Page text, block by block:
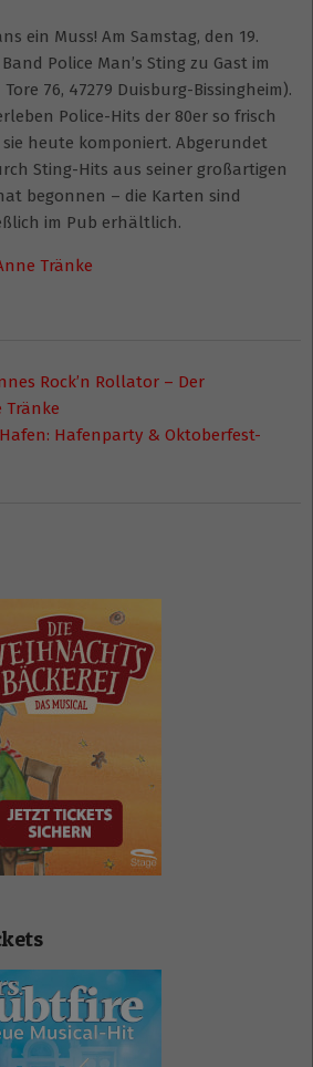
ein Muss! Am Samstag, den 19.
Police Man’s Sting zu Gast im
76, 47279 Duisburg-Bissingheim).
Police-Hits der 80er so frisch
heute komponiert. Abgerundet
Sting-Hits aus seiner großartigen
begonnen – die Karten sind
im Pub erhältlich.
Tränke
Rock’n Rollator – Der
Tränke
Hafenparty & Oktoberfest-